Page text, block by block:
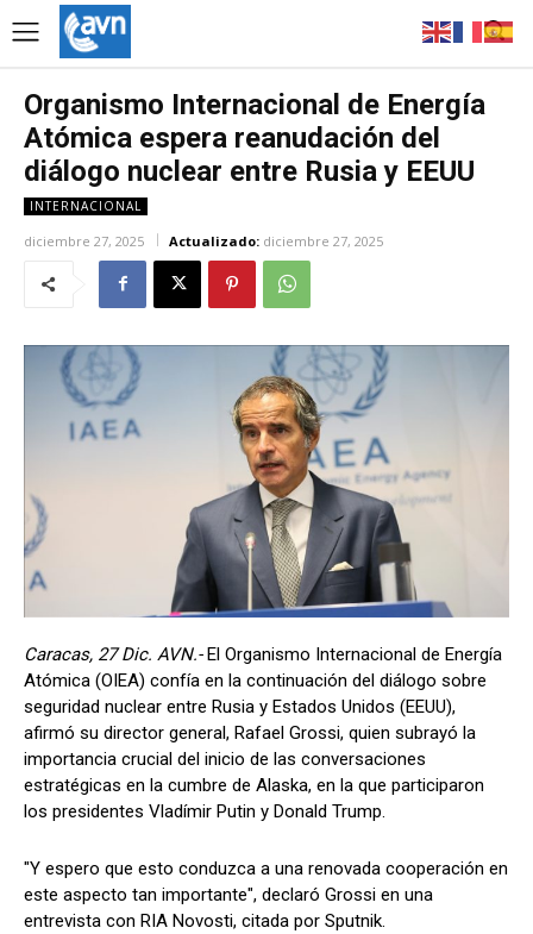
Organismo Internacional de Energía
Atómica espera reanudación del
diálogo nuclear entre Rusia y EEUU
INTERNACIONAL
diciembre 27, 2025 Actualizado: diciembre 27, 2025
Caracas, 27 Dic. AVN.- El Organismo Internacional de Energía
Atómica (OIEA) confía en la continuación del diálogo sobre
seguridad nuclear entre Rusia y Estados Unidos (EEUU),
afirmó su director general, Rafael Grossi, quien subrayó la
importancia crucial del inicio de las conversaciones
estratégicas en la cumbre de Alaska, en la que participaron
los presidentes Vladímir Putin y Donald Trump.
"Y espero que esto conduzca a una renovada cooperación en
este aspecto tan importante", declaró Grossi en una
entrevista con RIA Novosti, citada por Sputnik.